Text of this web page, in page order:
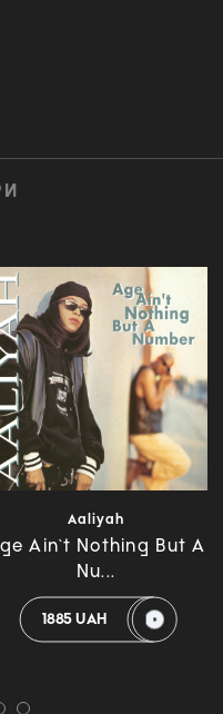
Aaliyah
Ain`t Nothing But A
Nu...
1885 UAH